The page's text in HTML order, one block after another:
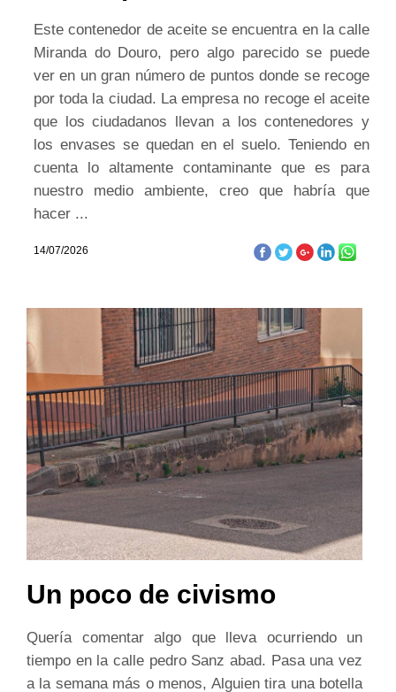
Este contenedor de aceite se encuentra en la calle
Miranda do Douro, pero algo parecido se puede
ver en un gran número de puntos donde se recoge
por toda la ciudad. La empresa no recoge el aceite
que los ciudadanos llevan a los contenedores y
los envases se quedan en el suelo. Teniendo en
cuenta lo altamente contaminante que es para
nuestro medio ambiente, creo que habría que
hacer ...
14/07/2026
Un poco de civismo
Quería comentar algo que lleva ocurriendo un
tiempo en la calle pedro Sanz abad. Pasa una vez
a la semana más o menos, Alguien tira una botella